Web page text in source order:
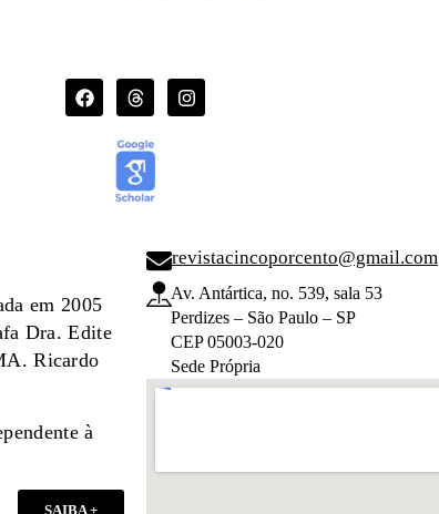
em 2005
Dra. Edite
Ricardo
à
SAIBA +
revistacincoporcento@gmail.com
Av. Antártica, no. 539, sala 53
Perdizes – São Paulo – SP
CEP 05003-020
Sede Própria